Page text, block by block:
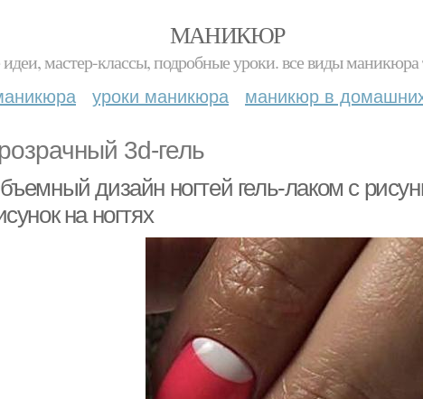
МАНИКЮР
мастер-классы, подробные уроки. все виды маникюра
уроки маникюра маникюр в
3d-гель
дизайн ногтей гель-лаком с
на ногтях